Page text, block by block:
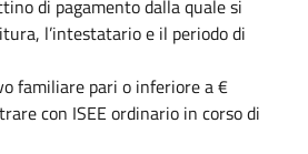
di pagamento dalla quale si
l’intestatario e il periodo di
familiare pari o inferiore a €
con ISEE ordinario in corso di